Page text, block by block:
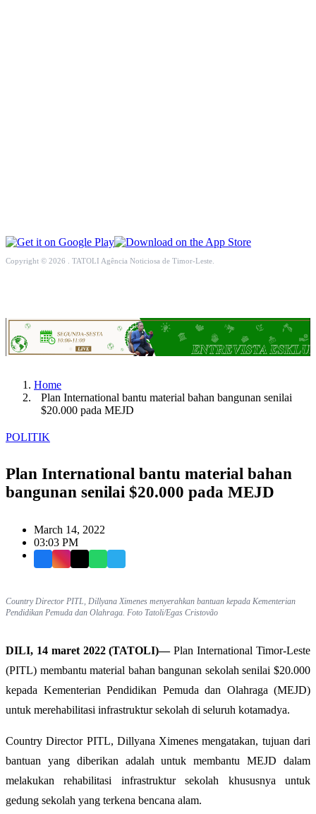
Copyright © 2026 . TATOLI Agência Noticiosa de Timor-Leste.
Home
Plan International bantu material bahan bangunan senilai
$20.000 pada MEJD
POLITIK
Plan International bantu material bahan
bangunan senilai $20.000 pada MEJD
March 14, 2022
03:03 PM
FacebookInstagram
Country Director PITL, Dillyana Ximenes menyerahkan bantuan kepada Kementerian
Pendidikan Pemuda dan Olahraga. Foto Tatoli/Egas Cristovão
DILI, 14 maret 2022 (TATOLI)—Plan International Timor-Leste
(PITL) membantu material bahan bangunan sekolah senilai $20.000
kepada Kementerian Pendidikan Pemuda dan Olahraga (MEJD)
untuk merehabilitasi infrastruktur sekolah di seluruh kotamadya.
Country Director PITL, Dillyana Ximenes mengatakan, tujuan dari
bantuan yang diberikan adalah untuk membantu MEJD dalam
melakukan rehabilitasi infrastruktur sekolah khususnya untuk
gedung sekolah yang terkena bencana alam.